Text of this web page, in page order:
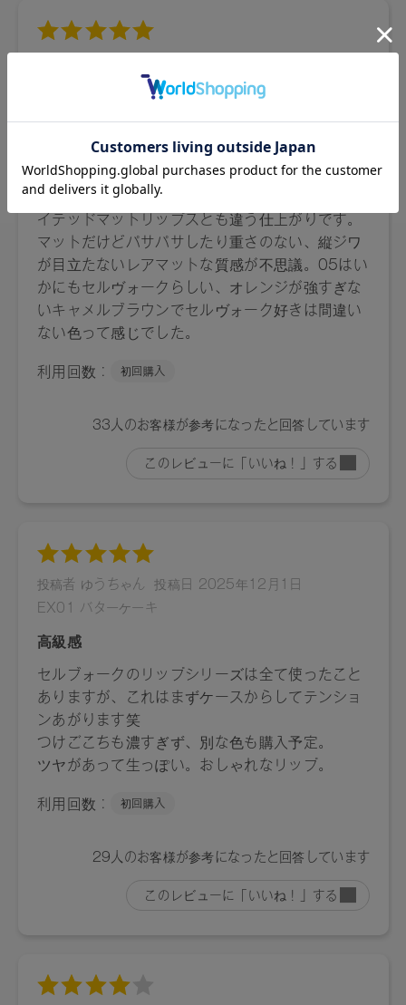
・03 タイムレステラコッタ / Timeless Terracotta：
二の存在感を放つ、アイコニックなテラコッタ。
・04 クラッシーブリック / Classy Brick：
パッと表情が華やいで、大人の多幸感を添えてくれる。シッ
クな深みと血色感を併せ持つレッドブラウン。
・05 トーキョービート / Tokyo Beat：
自分らしさを拡張していけるコンフォートな冒険。インパク
トある洒落感を内包したシックなキャメル。
・06 サイレントネスト / Silent Nest：
唇と表情にソフィスティケイトされたムードをオン。ほのか
に黄味をまとったニュアンスフルなブラウン
唇の色を透かしつつ色づき自分らしいヌードリップに。ヘル
・08 カシミアピンク / Cashmere Pink：
を溶かし込んだメルティなピンクベージュ
・10 アウトサイドプレッピー / Outside Preppy：
あでやかに色づきチャーミングな表情を引き立てる。唇にメ
ロウな可愛げがあふれるコーラルピンク
・11 ヌードガナッシュ / Nude Ganache ＜2026 AW Collection
＞：
焦がしたようなディープ色がモードな洒落感をオン。
抜け感ある唇をかなえる赤みを帯びたタンドブラウン
・12 バイトフィグ / bite Fig ＜2026 AW Collection＞：
肌に溶け込み秘めた青みがセンシュアルに匂い立つ。
タイリッシュに仕上げるクリーミーなハニーベージュ。
・EX04 ジンジャーサンド / Ginger Sand：
【ご使用方法】
1cm程度をくり出し、唇に直接塗布するか、リップブラシに